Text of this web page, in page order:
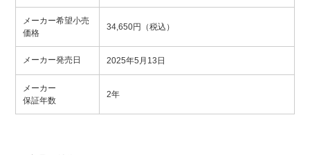
メーカー希望小売
価格
34,650円（税込）
メーカー発売日 2025年5月13日
メーカー
保証年数
2年